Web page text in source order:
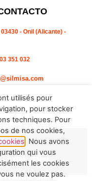
03430 - Onil (Alicante) -
351 032
aviso legal
Silmisa
utilisés pour
pour stocker
techniques. Pour
de nos cookies,
. Nous avons
qui vous
les cookies
ne voulez pas.